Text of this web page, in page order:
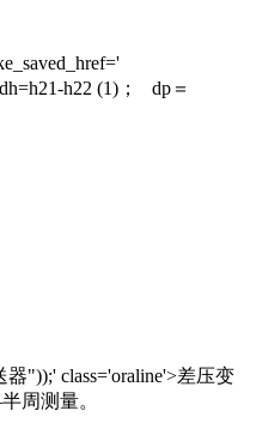
h22 (1)； dp＝
"));' class='oraline'>差压变
周测量。